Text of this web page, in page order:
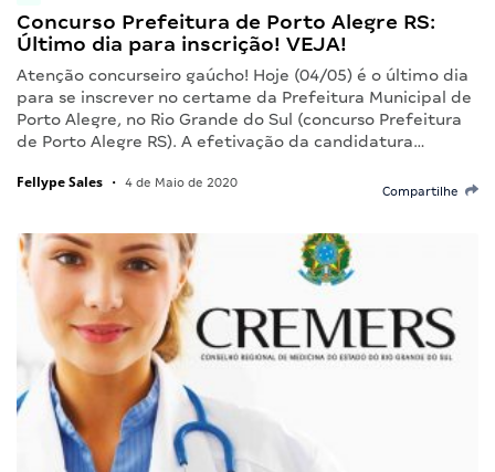
Concurso Prefeitura de Porto Alegre RS:
Último dia para inscrição! VEJA!
Atenção concurseiro gaúcho! Hoje (04/05) é o último dia
para se inscrever no certame da Prefeitura Municipal de
Porto Alegre, no Rio Grande do Sul (concurso Prefeitura
de Porto Alegre RS). A efetivação da candidatura…
Fellype Sales • 4 de Maio de 2020
Compartilhe